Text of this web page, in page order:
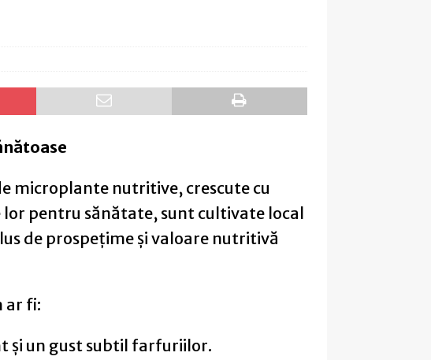
microplante nutritive, crescute cu
pentru sănătate, sunt cultivate local
de prospețime și valoare nutritivă
ar fi:
și un gust subtil farfuriilor.